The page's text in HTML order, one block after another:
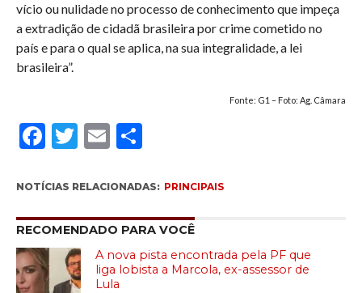
vício ou nulidade no processo de conhecimento que impeça
a extradição de cidadã brasileira por crime cometido no
país e para o qual se aplica, na sua integralidade, a lei
brasileira”.
Fonte: G1 – Foto: Ag. Câmara
Facebook
Twitter
EmailCompartilhar
NOTÍCIAS RELACIONADAS: PRINCIPAIS
RECOMENDADO PARA VOCÊ
A nova pista encontrada pela PF que
liga lobista a Marcola, ex-assessor de
Lula